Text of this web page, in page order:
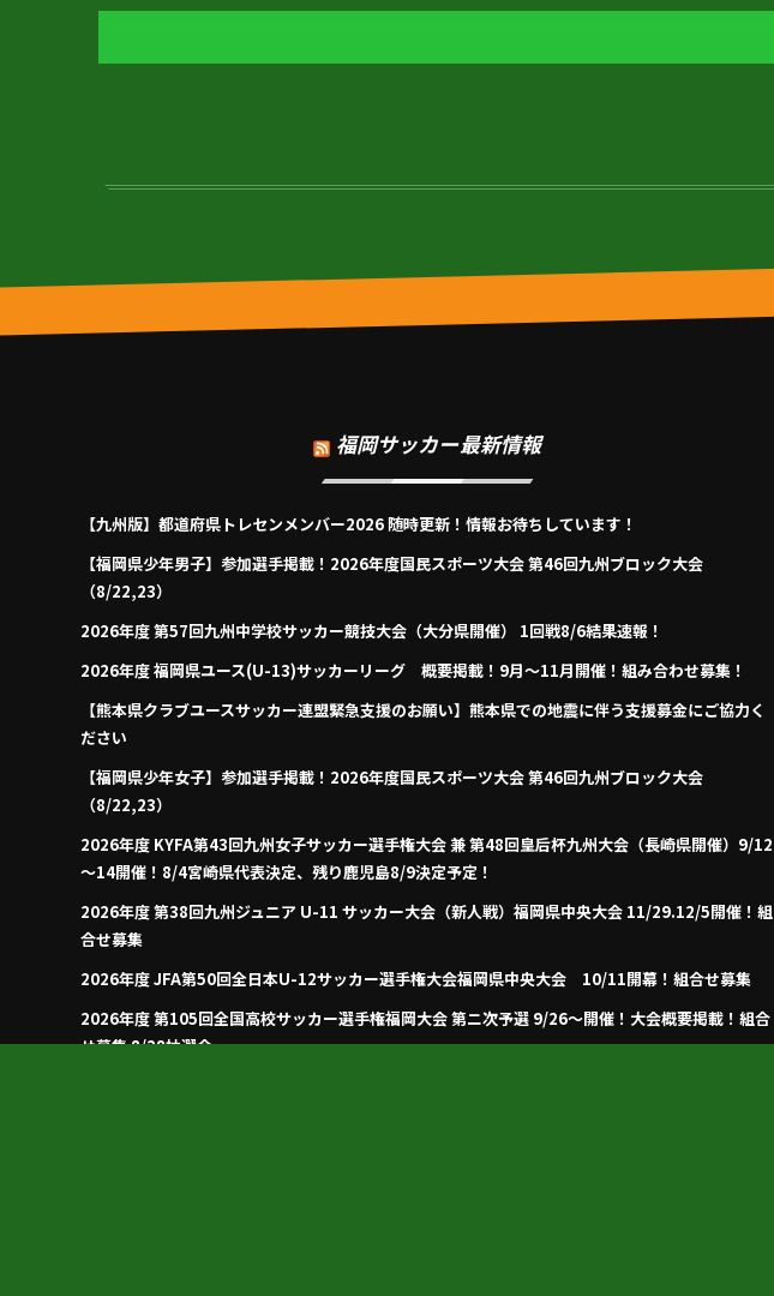
福岡サッカー最新情報
【九州版】都道府県トレセンメンバー2026 随時更新！情報お待ちしています！
【福岡県少年男子】参加選手掲載！2026年度国民スポーツ大会 第46回九州ブロック大会
（8/22,23）
2026年度 第57回九州中学校サッカー競技大会（大分県開催） 1回戦8/6結果速報！
2026年度 福岡県ユース(U-13)サッカーリーグ 概要掲載！9月～11月開催！組み合わせ募集！
【熊本県クラブユースサッカー連盟緊急支援のお願い】熊本県での地震に伴う支援募金にご協力く
ださい
【福岡県少年女子】参加選手掲載！2026年度国民スポーツ大会 第46回九州ブロック大会
（8/22,23）
2026年度 KYFA第43回九州女子サッカー選手権大会 兼 第48回皇后杯九州大会（長崎県開催）9/12
～14開催！8/4宮崎県代表決定、残り鹿児島8/9決定予定！
2026年度 第38回九州ジュニア U-11 サッカー大会（新人戦）福岡県中央大会 11/29.12/5開催！組
合せ募集
2026年度 JFA第50回全日本U-12サッカー選手権大会福岡県中央大会 10/11開幕！組合せ募集
2026年度 第105回全国高校サッカー選手権福岡大会 第ニ次予選 9/26～開催！大会概要掲載！組合
せ募集 8/28抽選会